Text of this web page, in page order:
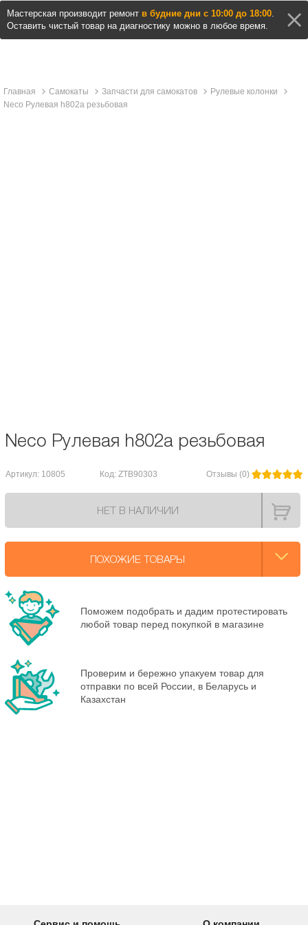
Мастерская производит ремонт в будние дни с 10:00 до 18:00.
Оставить чистый товар на диагностику можно в любое время.
Главная Самокаты Запчасти для самокатов
Рулевые колонки
Neco Рулевая h802a резьбовая
Neco Рулевая h802a резьбовая
Артикул: 10805 Код: ZTB90303 Отзывы (0)
НЕТ В НАЛИЧИИ
ПОХОЖИЕ ТОВАРЫ
Поможем подобрать и дадим протестировать
любой товар перед покупкой в магазине
Проверим и бережно упакуем товар для
отправки по всей России, в Беларусь и
Казахстан